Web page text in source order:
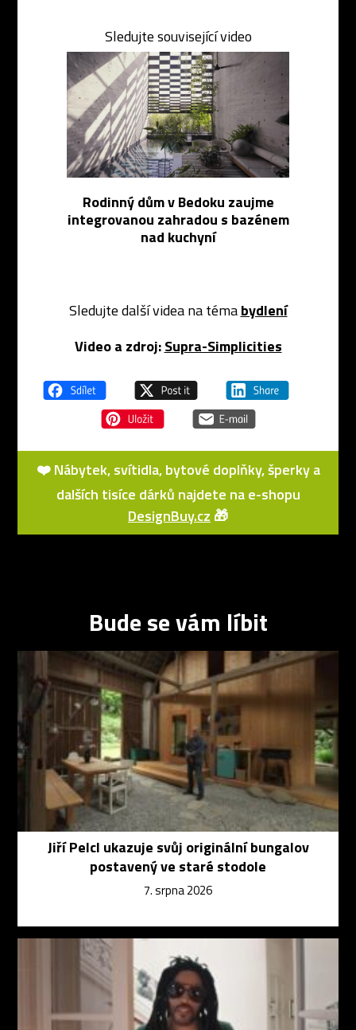
Sledujte související video
Rodinný dům v Bedoku zaujme
integrovanou zahradou s bazénem
nad kuchyní
Sledujte další videa na témabydlení
Video a zdroj: Supra-Simplicities
❤️ Nábytek, svítidla, bytové doplňky, šperky a
dalších tisíce dárků najdete na e-shopu
DesignBuy.cz 🎁
Bude se vám líbit
Jiří Pelcl ukazuje svůj originální bungalov
postavený ve staré stodole
7. srpna 2026